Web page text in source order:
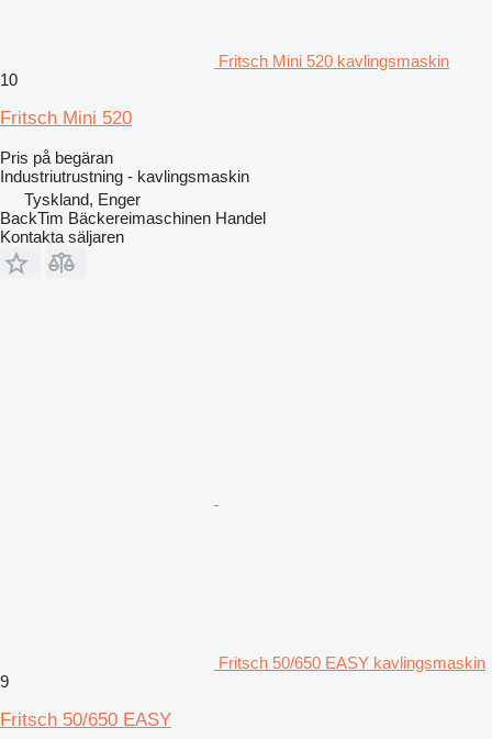
Fritsch Mini 520 kavlingsmaskin
10
Fritsch Mini 520
Pris på begäran
Industriutrustning - kavlingsmaskin
Tyskland, Enger
BackTim Bäckereimaschinen Handel
Kontakta säljaren
Fritsch 50/650 EASY kavlingsmaskin
9
Fritsch 50/650 EASY